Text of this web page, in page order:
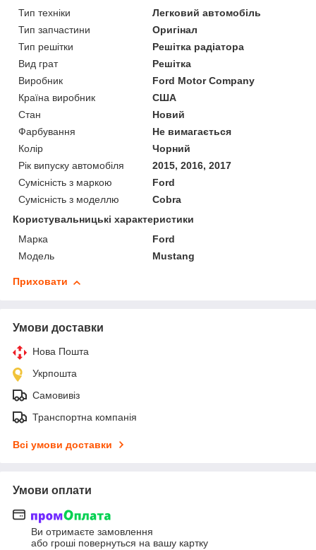
Тип техніки
Легковий автомобіль
Тип запчастини
Оригінал
Тип решітки
Решітка радіатора
Вид грат
Решітка
Виробник
Ford Motor Company
Країна виробник
США
Стан
Новий
Фарбування
Не вимагається
Колір
Чорний
Рік випуску автомобіля
2015, 2016, 2017
Сумісність з маркою
Ford
Сумісність з моделлю
Cobra
Користувальницькі характеристики
Марка
Ford
Модель
Mustang
Приховати
Умови доставки
Нова Пошта
Укрпошта
Самовивіз
Транспортна компанія
Всі умови доставки
Умови оплати
Ви отримаєте замовлення
або гроші повернуться на вашу картку